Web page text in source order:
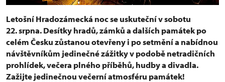
Letošní Hradozámecká noc se uskuteční v sobotu
22. srpna. Desítky hradů, zámků a dalších památek po
celém Česku zůstanou otevřeny i po setmění a nabídnou
návštěvníkům jedinečné zážitky v podobě netradičních
prohlídek, večera plného příběhů, hudby a divadla.
Zažijte jedinečnou večerní atmosféru památek!